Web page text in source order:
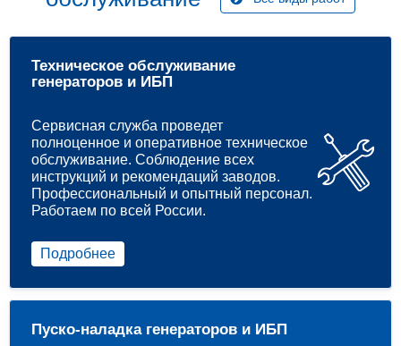
Техническое обслуживание
генераторов и ИБП
Сервисная служба проведет
полноценное и оперативное техническое
обслуживание. Соблюдение всех
инструкций и рекомендаций заводов.
Профессиональный и опытный персонал.
Работаем по всей России.
Подробнее
Пуско-наладка генераторов и ИБП